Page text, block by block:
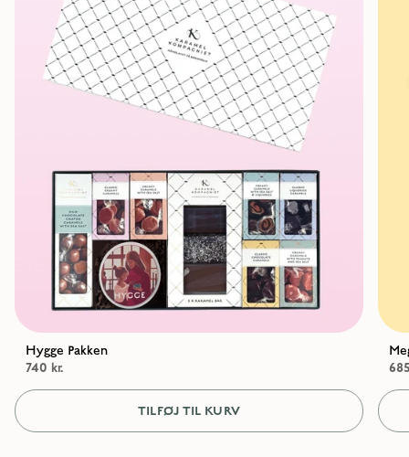
Hygge Pakken
740 kr.
TILFØJ TIL KURV